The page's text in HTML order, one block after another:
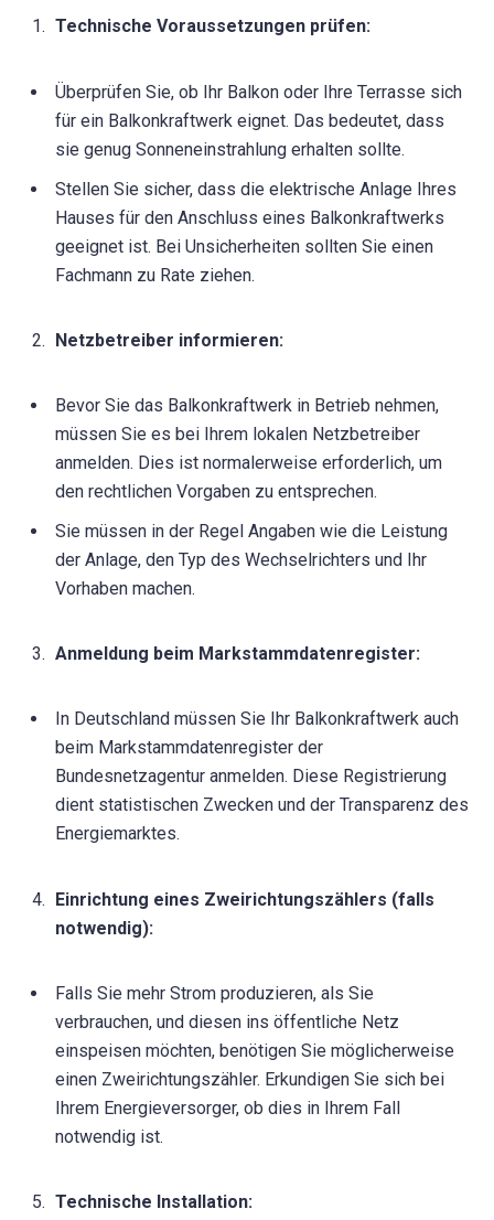
Technische Voraussetzungen prüfen:
Überprüfen Sie, ob Ihr Balkon oder Ihre Terrasse sich
für ein Balkonkraftwerk eignet. Das bedeutet, dass
sie genug Sonneneinstrahlung erhalten sollte.
Stellen Sie sicher, dass die elektrische Anlage Ihres
Hauses für den Anschluss eines Balkonkraftwerks
geeignet ist. Bei Unsicherheiten sollten Sie einen
Fachmann zu Rate ziehen.
Netzbetreiber informieren:
Bevor Sie das Balkonkraftwerk in Betrieb nehmen,
müssen Sie es bei Ihrem lokalen Netzbetreiber
anmelden. Dies ist normalerweise erforderlich, um
den rechtlichen Vorgaben zu entsprechen.
Sie müssen in der Regel Angaben wie die Leistung
der Anlage, den Typ des Wechselrichters und Ihr
Vorhaben machen.
Anmeldung beim Markstammdatenregister:
In Deutschland müssen Sie Ihr Balkonkraftwerk auch
beim Markstammdatenregister der
Bundesnetzagentur anmelden. Diese Registrierung
dient statistischen Zwecken und der Transparenz des
Energiemarktes.
Einrichtung eines Zweirichtungszählers (falls
notwendig):
Falls Sie mehr Strom produzieren, als Sie
verbrauchen, und diesen ins öffentliche Netz
einspeisen möchten, benötigen Sie möglicherweise
einen Zweirichtungszähler. Erkundigen Sie sich bei
Ihrem Energieversorger, ob dies in Ihrem Fall
notwendig ist.
Technische Installation: